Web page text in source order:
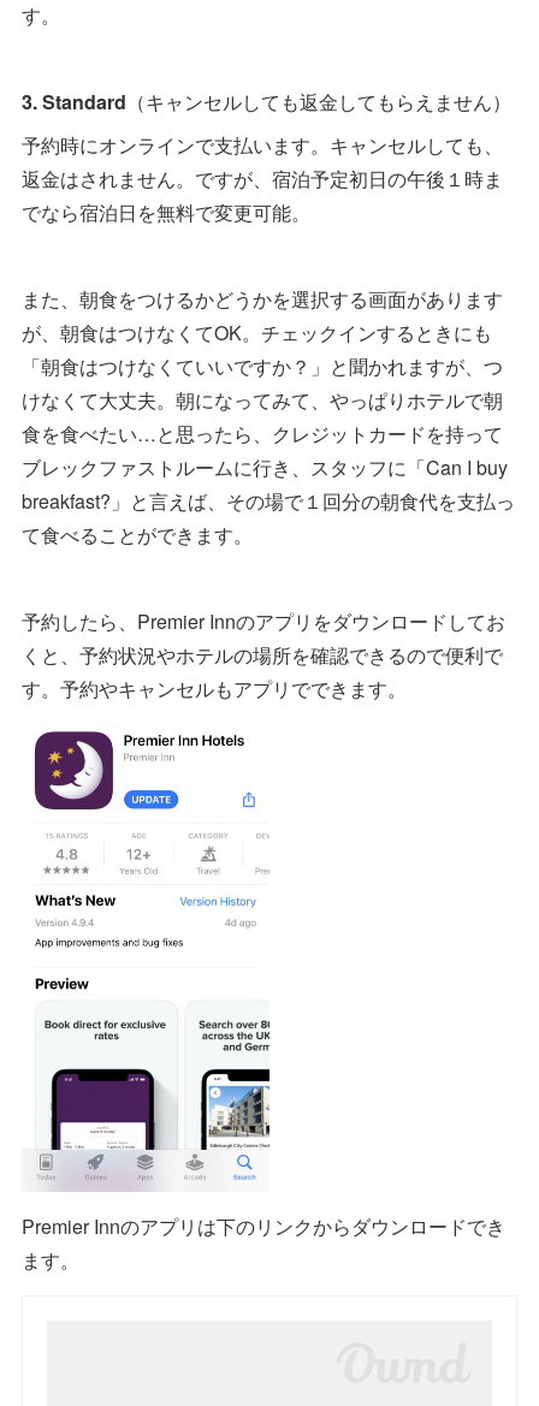
す。
3. Standard （キャンセルしても返金してもらえません）
予約時にオンラインで支払います。キャンセルしても、
返金はされません。ですが、宿泊予定初日の午後１時ま
でなら宿泊日を無料で変更可能。
また、朝食をつけるかどうかを選択する画面があります
が、朝食はつけなくてOK。チェックインするときにも
「朝食はつけなくていいですか？」と聞かれますが、つ
けなくて大丈夫。朝になってみて、やっぱりホテルで朝
食を食べたい…と思ったら、クレジットカードを持って
ブレックファストルームに行き、スタッフに「Can I buy
breakfast?」と言えば、その場で１回分の朝食代を支払っ
て食べることができます。
予約したら、Premier Innのアプリをダウンロードしてお
くと、予約状況やホテルの場所を確認できるので便利で
す。予約やキャンセルもアプリでできます。
Premier Innのアプリは下のリンクからダウンロードでき
ます。